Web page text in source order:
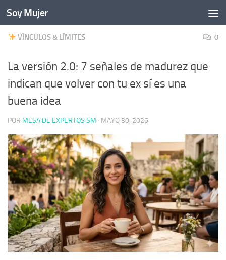
Bajo el contenido
Soy Mujer
VÍNCULOS & LÍMITES 0
La versión 2.0: 7 señales de madurez que
indican que volver con tu ex sí es una
buena idea
POR MESA DE EXPERTOS SM · MAYO 30, 2026